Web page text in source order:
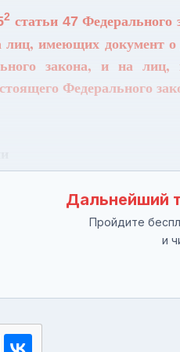
2 статьи 47Федерального
лиц, имеющих документ
закона, и на
Федерального
Дальнейший
Пройдите
и